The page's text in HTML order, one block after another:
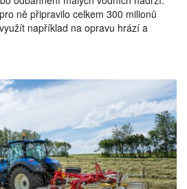
ně připravilo celkem 300 milionů
například na opravu hrází a